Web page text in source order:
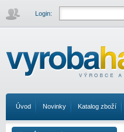
Login:
Úvod Novinky Katalog zboží